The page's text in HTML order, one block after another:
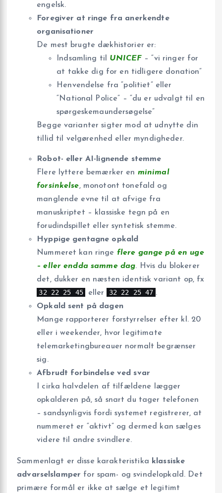
engelsk.
Foregiver at ringe fra anerkendte
organisationer
De mest brugte dækhistorier er:
Indsamling til UNICEF – “vi ringer for
at takke dig for en tidligere donation”
Henvendelse fra “politiet” eller
“National Police” – “du er udvalgt til en
spørgeskemaundersøgelse”
Begge varianter sigter mod at udnytte din
tillid til velgørenhed eller myndigheder.
Robot- eller AI-lignende stemme
Flere lyttere bemærker en minimal
forsinkelse, monotont tonefald og
manglende evne til at afvige fra
manuskriptet – klassiske tegn på en
forudindspillet eller syntetisk stemme.
Hyppige gentagne opkald
Nummeret kan ringe flere gange på en uge
– eller endda samme dag. Hvis du blokerer
det, dukker en næsten identisk variant op, fx
32 22 25 45
eller 32 22 25 47 .
Opkald sent på dagen
Mange rapporterer forstyrrelser efter kl. 20
eller i weekender, hvor legitimate
telemarketingbureauer normalt begrænser
sig.
Afbrudt forbindelse ved svar
I cirka halvdelen af tilfældene lægger
opkalderen på, så snart du tager telefonen
– sandsynligvis fordi systemet registrerer, at
nummeret er “aktivt” og dermed kan sælges
videre til andre svindlere.
Sammenlagt er disse karakteristika klassiske
advarselslamper for spam- og svindelopkald. Det
primære formål er ikke at sælge et legitimt